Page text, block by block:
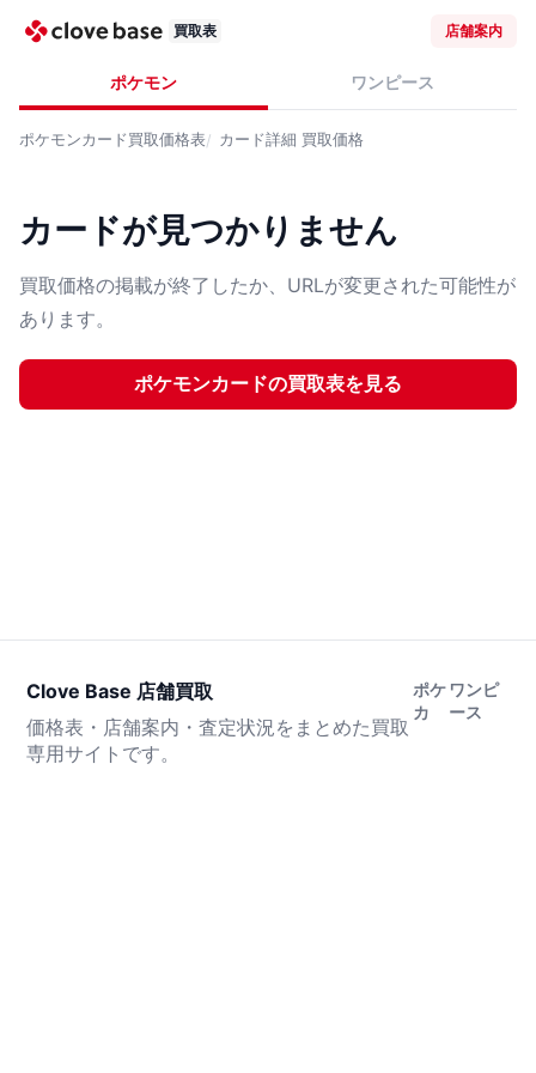
買取表 店舗案内
ポケモン ワンピース
ポケモンカード買取価格表 カード詳細 買取価格
カードが見つかりません
買取価格の掲載が終了したか、URLが変更された可能性が
あります。
ポケモンカードの買取表を見る
Clove Base 店舗買取
価格表・店舗案内・査定状況をまとめた買取
専用サイトです。
ポケ
カ
ワンピ
ース